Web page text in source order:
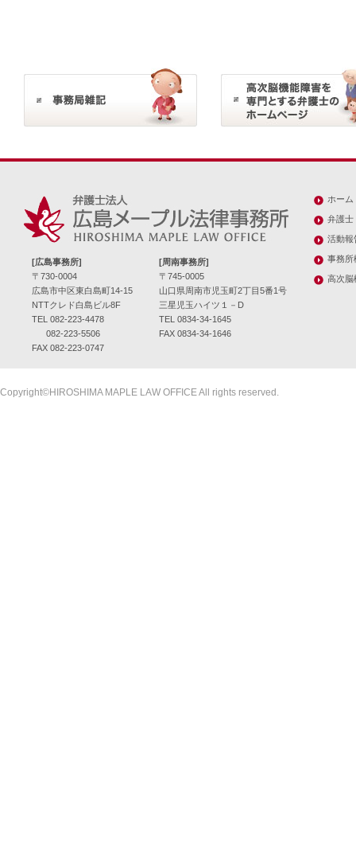
[広島事務所]
〒730-0004
広島市中区東白島町14-15
NTTクレド白島ビル8F
TEL 082-223-4478
082-223-5506
FAX 082-223-0747
[周南事務所]
〒745-0005
山口県周南市児玉町2丁目5番1号
三星児玉ハイツ１－D
TEL 0834-34-1645
FAX 0834-34-1646
ホーム
弁護士
活動報
事務所
高次脳
Copyright©HIROSHIMA MAPLE LAW OFFICE All rights reserved.